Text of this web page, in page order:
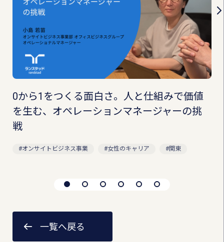
0から1をつくる面白さ。人と仕組みで価値
を生む、オペレーションマネージャーの挑
戦
オンサイトビジネス事業 女性のキャリア 関東
一覧へ戻る